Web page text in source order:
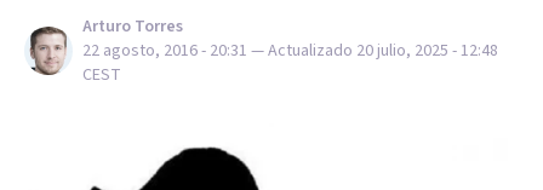
Arturo Torres
22 agosto, 2016 - 20:31 — Actualizado 20 julio, 2025 - 12:48
CEST